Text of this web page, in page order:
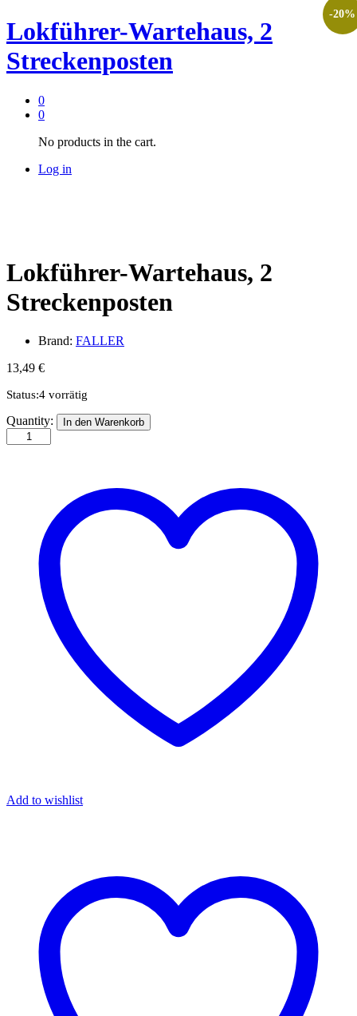
Lokführer-Wartehaus, 2
Streckenposten
0
0
No products in the cart.
Log in
Lokführer-Wartehaus, 2
Streckenposten
Brand: FALLER
13,49 €
Status:4 vorrätig
Lokführer-
Wartehaus,
2
Quantity: In den Warenkorb
Add to wishlist
-20%